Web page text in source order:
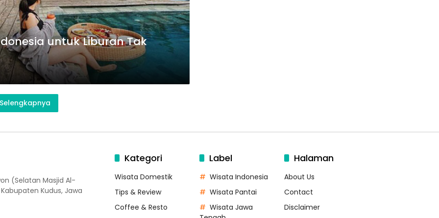
untuk Liburan Tak
Selengkapnya
(Selatan Masjid Al-
Kudus, Jawa
Kategori
Wisata Domestik
Tips & Review
Coffee & Resto
Label
Wisata Indonesia
Wisata Pantai
Wisata Jawa
Halaman
About Us
Contact
Disclaimer